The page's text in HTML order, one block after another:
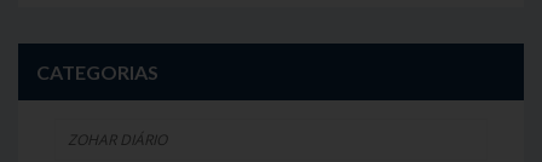
CATEGORIAS
ZOHAR DIÁRIO